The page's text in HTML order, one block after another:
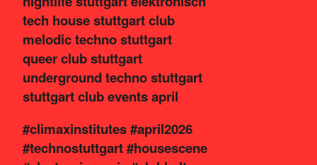
tech house stuttgart club
melodic techno stuttgart
queer club stuttgart
underground techno stuttgart
stuttgart club events april
#climaxinstitutes #april2026
#technostuttgart #housescene